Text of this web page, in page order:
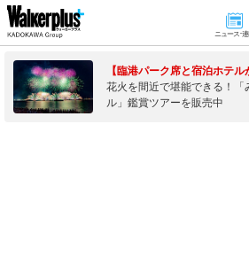
ニュース･
【臨港パーク席と宿泊ホテル
花火を間近で堪能できる！
ル」鑑賞ツアーを販売中